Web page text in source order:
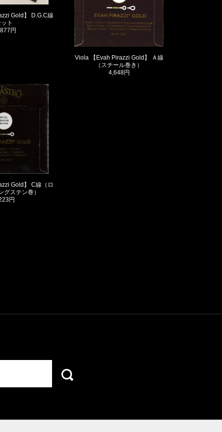
Gold】 D.G.C線
ト
円
Viola 【Evah Pirazzi Gold】 Ａ線
（スチール巻き）
4,648円
Gold】 C線（ロ
グステン巻）
円